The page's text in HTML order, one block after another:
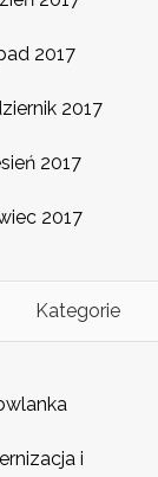
2017
2017
2017
2017
Kategorie
i